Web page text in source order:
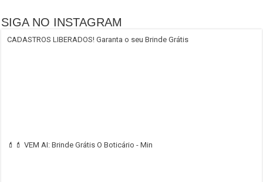
SIGA NO INSTAGRAM
CADASTROS LIBERADOS! Garanta o seu Brinde Grátis
💄💄 VEM AI: Brinde Grátis O Boticário - Min